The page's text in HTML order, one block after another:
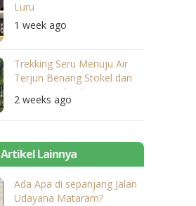
Luru
1 week ago
Trekking Seru Menuju Air
Terjun Benang Stokel dan
Benang Kelambu
2 weeks ago
Artikel Lainnya
Ada Apa di sepanjang Jalan
Udayana Mataram?